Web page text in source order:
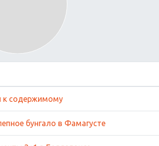
к содержимому
бунгало в Фамагусте